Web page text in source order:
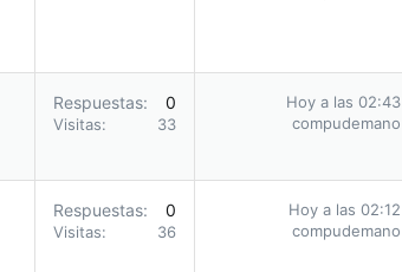
Respuestas 0
Visitas 33
Hoy a las 02:43
compudemano
Respuestas 0
Visitas 36
Hoy a las 02:12
compudemano